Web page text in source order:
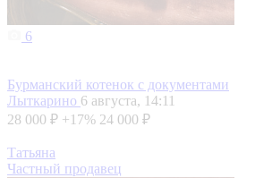
6
Бурманский котенок с документами
Лыткарино 6 августа, 14:11
28 000 ₽ +17% 24 000 ₽
Татьяна
Частный продавец